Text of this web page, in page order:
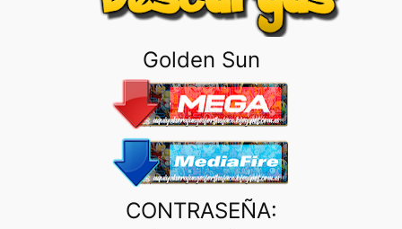
Golden Sun
CONTRASEÑA: